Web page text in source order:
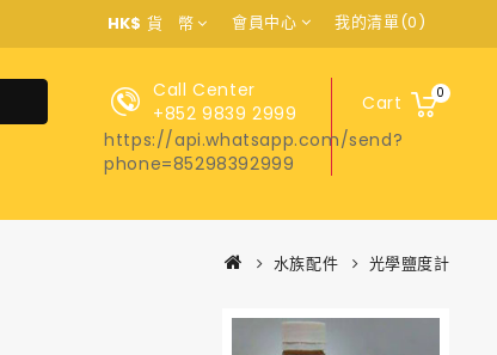
HK$ 貨 幣 會員中心 我的清單(0)
Cart 0
Call Center
+852 9839 2999
https://api.whatsapp.com/send?
phone=85298392999
水族配件 光學鹽度計